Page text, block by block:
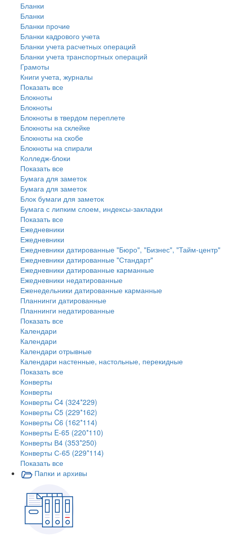
Бланки
Бланки
Бланки прочие
Бланки кадрового учета
Бланки учета расчетных операций
Бланки учета транспортных операций
Грамоты
Книги учета, журналы
Показать все
Блокноты
Блокноты
Блокноты в твердом переплете
Блокноты на склейке
Блокноты на скобе
Блокноты на спирали
Колледж-блоки
Показать все
Бумага для заметок
Бумага для заметок
Блок бумаги для заметок
Бумага с липким слоем, индексы-закладки
Показать все
Ежедневники
Ежедневники
Ежедневники датированные "Бюро", "Бизнес", "Тайм-центр"
Ежедневники датированные "Стандарт"
Ежедневники датированные карманные
Ежедневники недатированные
Еженедельники датированные карманные
Планнинги датированные
Планнинги недатированные
Показать все
Календари
Календари
Календари отрывные
Календари настенные, настольные, перекидные
Показать все
Конверты
Конверты
Конверты C4 (324*229)
Конверты C5 (229*162)
Конверты C6 (162*114)
Конверты E-65 (220*110)
Конверты В4 (353*250)
Конверты С-65 (229*114)
Показать все
Папки и архивы